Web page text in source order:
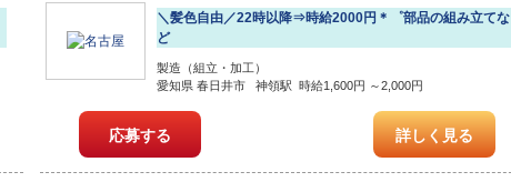
＼髪色自由／22時以降⇒時給2000円＊゜部品の組み立てな
ど
製造（組立・加工）
愛知県 春日井市 神領駅 時給1,600円 ～2,000円
応募する 詳しく見る